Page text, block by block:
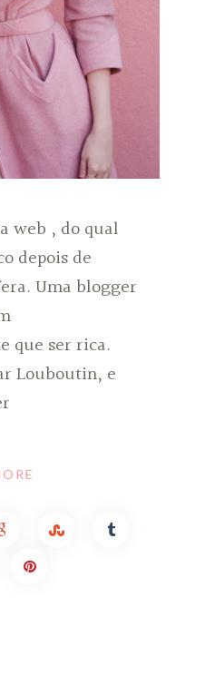
web , do qual
depois de
Uma blogger
que ser rica.
Louboutin, e